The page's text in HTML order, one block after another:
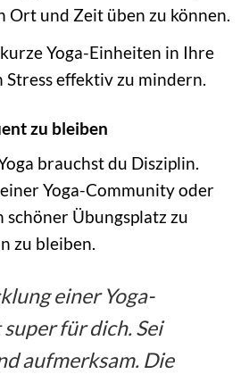
Ort und Zeit üben zu können.
Yoga-Einheiten in Ihre
Stress effektiv zu mindern.
zu bleiben
brauchst du Disziplin.
Yoga-Community oder
schöner Übungsplatz zu
zu bleiben.
einer Yoga-
für dich. Sei
aufmerksam. Die